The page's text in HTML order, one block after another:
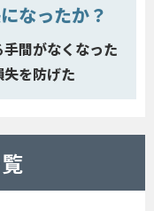
なったか？
間がなくなった
を防げた